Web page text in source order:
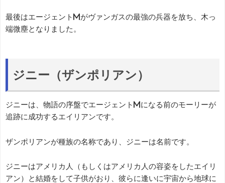
最後はエージェントMがヴァンガスの最強の兵器を放ち、木っ
端微塵となりました。
ジニー（ザンポリアン）
ジニーは、物語の序盤でエージェントMになる前のモーリーが
追跡に成功するエイリアンです。
ザンポリアンが種族の名称であり、ジニーは名前です。
ジニーはアメリカ人（もしくはアメリカ人の容姿をしたエイリ
アン）と結婚をして子供がおり、彼らに逢いに宇宙から地球に